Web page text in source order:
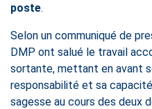
poste.
Selon un communiqué de
DMP ont salué le travail
sortante, mettant en avant
responsabilité et sa
sagesse au cours des deux